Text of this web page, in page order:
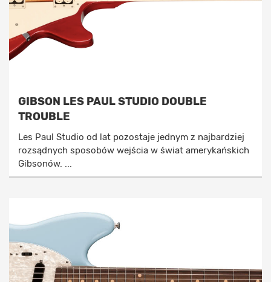
GIBSON LES PAUL STUDIO DOUBLE
TROUBLE
Les Paul Studio od lat pozostaje jednym z najbardziej
rozsądnych sposobów wejścia w świat amerykańskich
Gibsonów. ...